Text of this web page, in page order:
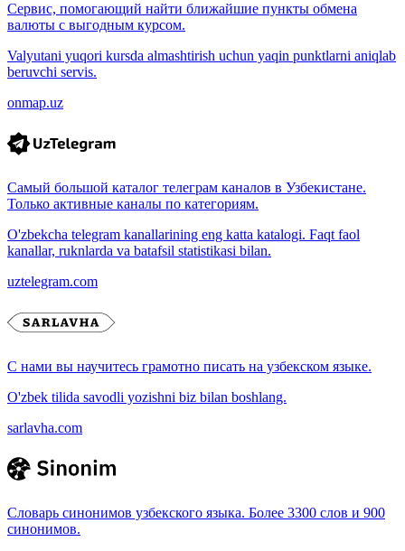
Сервис, помогающий найти ближайшие пункты обмена
валюты с выгодным курсом.
Valyutani yuqori kursda almashtirish uchun yaqin punktlarni aniqlab
beruvchi servis.
onmap.uz
Самый большой каталог телеграм каналов в Узбекистане.
Только активные каналы по категориям.
O'zbekcha telegram kanallarining eng katta katalogi. Faqt faol
kanallar, ruknlarda va batafsil statistikasi bilan.
uztelegram.com
С нами вы научитесь грамотно писать на узбекском языке.
O'zbek tilida savodli yozishni biz bilan boshlang.
sarlavha.com
Словарь синонимов узбекского языка. Более 3300 слов и 900
синонимов.